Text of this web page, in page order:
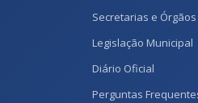
Secretarias e Órgãos
Legislação Municipal
Diário Oficial
Perguntas